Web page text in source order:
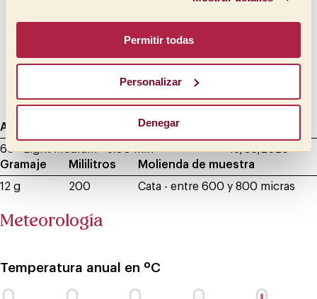
Permitir todas
Personalizar
Denegar
Meloso
Aterciopelado
Sedoso
Agtron
65 - Light Medium
Tostado de muestra
8.00 min
18/03/2025
Gramaje
12 g
Mililitros
200
Molienda de muestra
Cata - entre 600 y 800 micras
Meteorología
Temperatura anual en ºC